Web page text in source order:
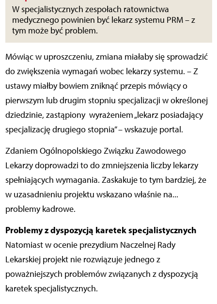
W specjalistycznych zespołach ratownictwa
medycznego powinien być lekarz systemu PRM – z
tym może być problem.
Mówiąc w uproszczeniu, zmiana miałaby się sprowadzić
do zwiększenia wymagań wobec lekarzy systemu. – Z
ustawy miałby bowiem zniknąć przepis mówiący o
pierwszym lub drugim stopniu specjalizacji w określonej
dziedzinie, zastąpiony wyrażeniem „lekarz posiadający
specjalizację drugiego stopnia” – wskazuje portal.
Zdaniem Ogólnopolskiego Związku Zawodowego
Lekarzy doprowadzi to do zmniejszenia liczby lekarzy
spełniających wymagania. Zaskakuje to tym bardziej, że
w uzasadnieniu projektu wskazano właśnie na...
problemy kadrowe.
Problemy z dyspozycją karetek specjalistycznych
Natomiast w ocenie prezydium Naczelnej Rady
Lekarskiej projekt nie rozwiązuje jednego z
poważniejszych problemów związanych z dyspozycją
karetek specjalistycznych.